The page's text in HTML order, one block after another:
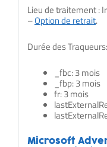
Lieu de traitement :
–Option de retrait.
Durée des Traqueurs:
_fbc: 3 mois
_fbp: 3 mois
fr: 3 mois
Microsoft